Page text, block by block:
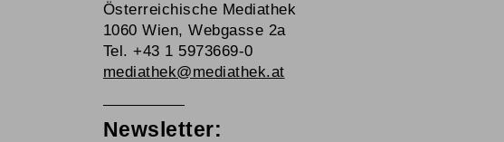
Österreichische Mediathek
1060 Wien, Webgasse 2a
Tel. +43 1 5973669-0
mediathek@mediathek.at
Newsletter: